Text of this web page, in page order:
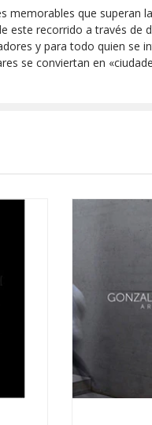
memorables que superan
este recorrido a través de
y para todo quien se
se conviertan en